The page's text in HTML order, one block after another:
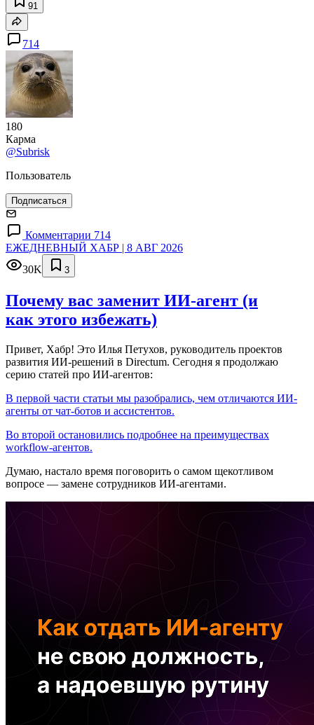
91
714
180
Карма
@Subrisk
Пользователь
Подписаться
Комментарии 714
ЕЖЕДНЕВНЫЙ ХАБР | 8 АВГ 2026
30K
3
Почему вас заменит ИИ‑агент (и
как этого избежать)
Привет, Хабр! Это Илья Петухов, руководитель проектов
развития ИИ-решений в Directum. Сегодня я продолжаю
серию статей про ИИ-агентов:
В первой части статьи мы разобрались, чем отличаются ИИ-
агенты от чат-ботов и ассистентов.
Во второй остановились подробнее на преимуществах
workflow-агентов.
Думаю, настало время поговорить о самом щекотливом
вопросе — замене сотрудников ИИ-агентами.